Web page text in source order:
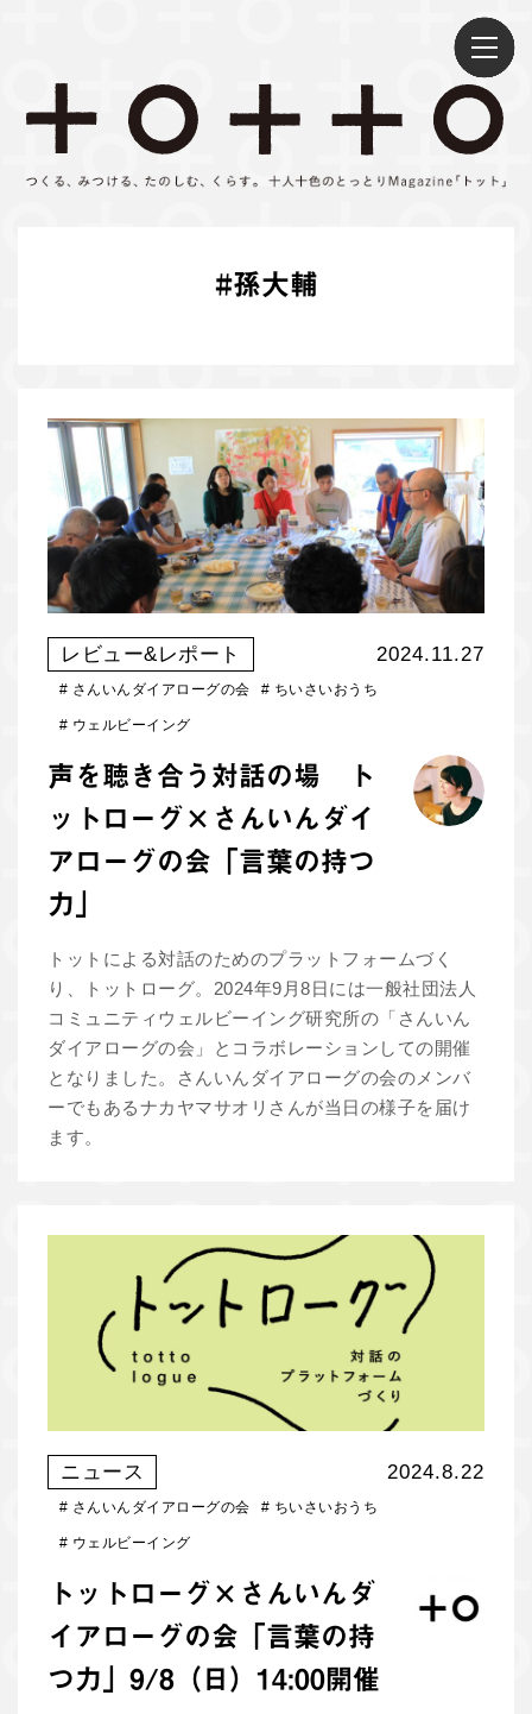
#孫大輔
レビュー&レポート
# さんいんダイアローグの会 # ちいさいおうち
# ウェルビーイング
2024.11.27
声を聴き合う対話の場 ト
ットローグ×さんいんダイ
アローグの会「言葉の持つ
力」
トットによる対話のためのプラットフォームづく
り、トットローグ。2024年9月8日には一般社団法人
コミュニティウェルビーイング研究所の「さんいん
ダイアローグの会」とコラボレーションしての開催
となりました。さんいんダイアローグの会のメンバ
ーでもあるナカヤマサオリさんが当日の様子を届け
ます。
ニュース
# さんいんダイアローグの会 # ちいさいおうち
# ウェルビーイング
2024.8.22
トットローグ×さんいんダ
イアローグの会「言葉の持
つ力」9/8（日）14:00開催